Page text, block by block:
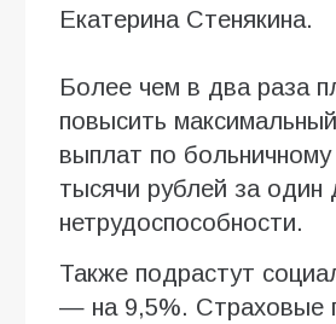
Екатерина Стенякина.
Более чем в два раза
повысить
выплат по
тысячи рублей за один
нетрудоспособности.
Также подрастут
— на 9,5%. Страховые